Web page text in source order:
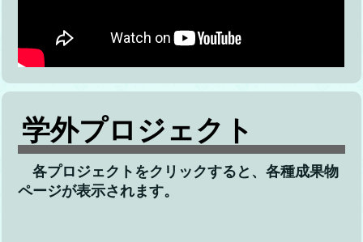
学外プロジェクト
各プロジェクトをクリックすると、各種成果物
ページが表示されます。